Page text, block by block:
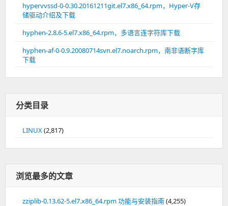
hypervvssd-0-0.30.20161211git.el7.x86_64.rpm，Hyper-V存
储驱动介绍及下载
hyphen-2.8.6-5.el7.x86_64.rpm，多语言连字符库下载
hyphen-af-0-0.9.20080714svn.el7.noarch.rpm，南非语断字库
下载
分类目录
LINUX(2,817)
浏览最多的文章
zziplib-0.13.62-5.el7.x86_64.rpm 功能与安装指南(4,255)